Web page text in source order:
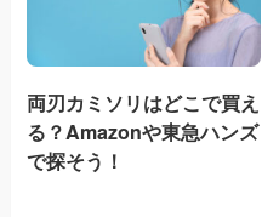
両刃カミソリはどこで買え
る？Amazonや東急ハンズ
で探そう！